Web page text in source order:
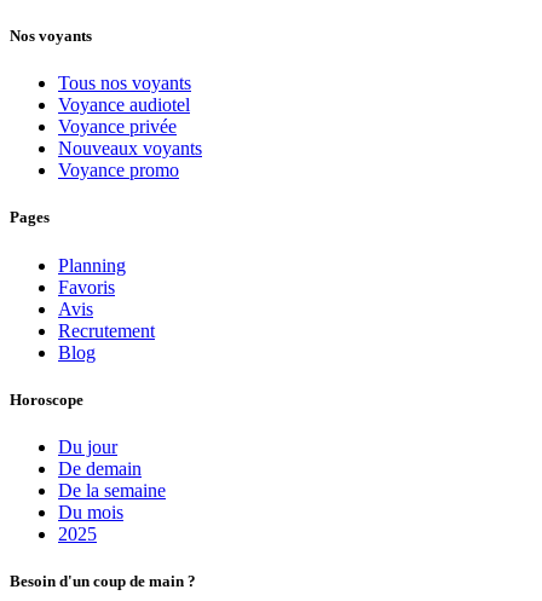
Nos voyants
Tous nos voyants
Voyance audiotel
Voyance privée
Nouveaux voyants
Voyance promo
Pages
Planning
Favoris
Avis
Recrutement
Blog
Horoscope
Du jour
De demain
De la semaine
Du mois
2025
Besoin d'un coup de main ?